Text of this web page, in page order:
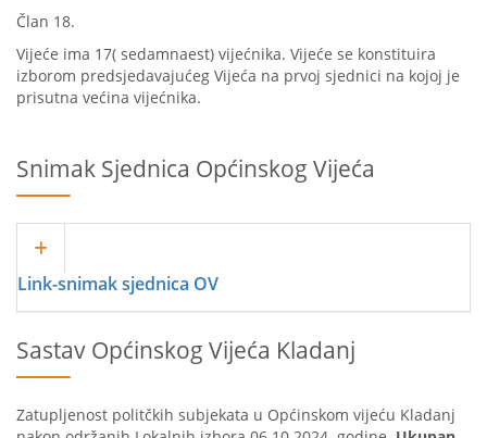
Član 18.
Vijeće ima 17( sedamnaest) vijećnika. Vijeće se konstituira
izborom predsjedavajućeg Vijeća na prvoj sjednici na kojoj je
prisutna većina vijećnika.
Snimak Sjednica Općinskog Vijeća
Link-snimak sjednica OV
Sastav Općinskog Vijeća Kladanj
Zatupljenost politčkih subjekata u Općinskom vijeću Kladanj